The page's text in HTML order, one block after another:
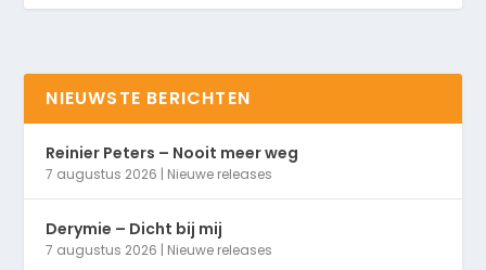
NIEUWSTE BERICHTEN
Reinier Peters – Nooit meer weg
7 augustus 2026 | Nieuwe releases
Derymie – Dicht bij mij
7 augustus 2026 | Nieuwe releases